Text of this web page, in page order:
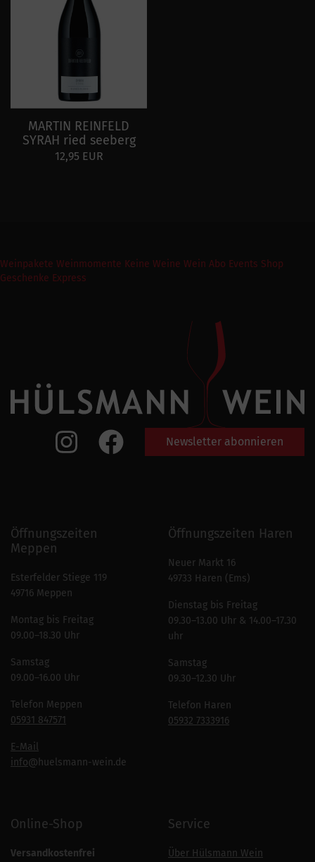
MARTIN REINFELD
SYRAH ried seeberg
12,95 EUR
Weinpakete Weinmomente Keine Weine Wein Abo Events Shop
Geschenke Express
Newsletter abonnieren
Öffnungszeiten
Meppen
Esterfelder Stiege 119
49716 Meppen
Montag bis Freitag
09.00–18.30 Uhr
Samstag
09.00–16.00 Uhr
Telefon Meppen
05931 847571
E-Mail
info@huelsmann-wein.de
Öffnungszeiten Haren
Neuer Markt 16
49733 Haren (Ems)
Dienstag bis Freitag
09.30–13.00 Uhr & 14.00–17.30
uhr
Samstag
09.30–12.30 Uhr
Telefon Haren
05932 7333916
Online-Shop
Versandkostenfrei
Service
Über Hülsmann Wein